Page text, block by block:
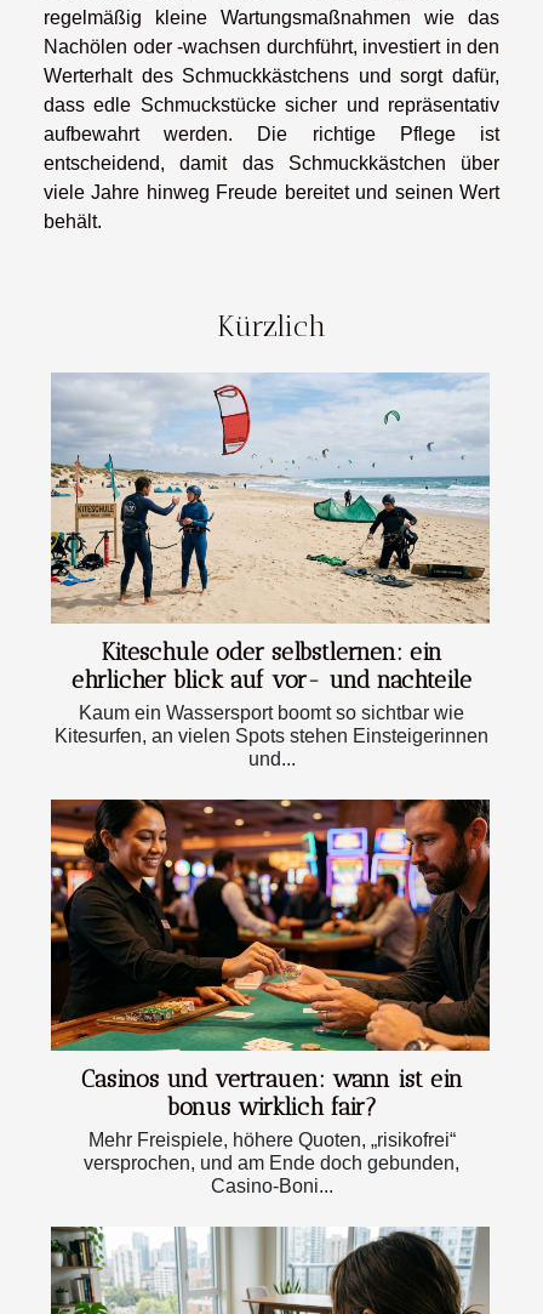
regelmäßig kleine Wartungsmaßnahmen wie das
Nachölen oder -wachsen durchführt, investiert in den
Werterhalt des Schmuckkästchens und sorgt dafür,
dass edle Schmuckstücke sicher und repräsentativ
aufbewahrt werden. Die richtige Pflege ist
entscheidend, damit das Schmuckkästchen über
viele Jahre hinweg Freude bereitet und seinen Wert
behält.
Kürzlich
Kiteschule oder selbstlernen: ein
ehrlicher blick auf vor- und nachteile
Kaum ein Wassersport boomt so sichtbar wie
Kitesurfen, an vielen Spots stehen Einsteigerinnen
und...
Casinos und vertrauen: wann ist ein
bonus wirklich fair?
Mehr Freispiele, höhere Quoten, „risikofrei“
versprochen, und am Ende doch gebunden,
Casino-Boni...